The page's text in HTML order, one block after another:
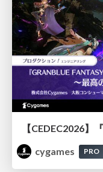
cygames
PRO